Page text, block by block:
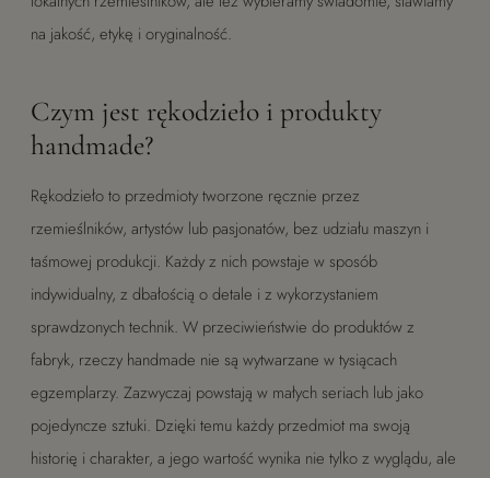
na jakość, etykę i oryginalność.
Czym jest rękodzieło i produkty
handmade?
Rękodzieło to przedmioty tworzone ręcznie przez
rzemieślników, artystów lub pasjonatów, bez udziału maszyn i
taśmowej produkcji. Każdy z nich powstaje w sposób
indywidualny, z dbałością o detale i z wykorzystaniem
sprawdzonych technik. W przeciwieństwie do produktów z
fabryk, rzeczy handmade nie są wytwarzane w tysiącach
egzemplarzy. Zazwyczaj powstają w małych seriach lub jako
pojedyncze sztuki. Dzięki temu każdy przedmiot ma swoją
historię i charakter, a jego wartość wynika nie tylko z wyglądu, ale